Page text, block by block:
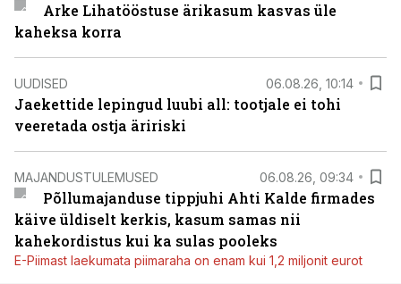
Arke Lihatööstuse ärikasum kasvas üle
kaheksa korra
UUDISED 06.08.26, 10:14
Jaekettide lepingud luubi all: tootjale ei tohi
veeretada ostja äririski
MAJANDUSTULEMUSED 06.08.26, 09:34
Põllumajanduse tippjuhi Ahti Kalde firmades
käive üldiselt kerkis, kasum samas nii
kahekordistus kui ka sulas pooleks
E-Piimast laekumata piimaraha on enam kui 1,2 miljonit eurot